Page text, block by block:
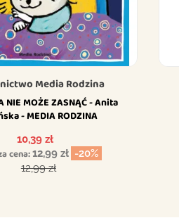
Media Rodzina
NIE MOŻE ZASNĄĆ - Anita
- MEDIA RODZINA
Cena
10,39 zł
cena:12,99 zł -20%
Cena podstawowa
12,99 zł